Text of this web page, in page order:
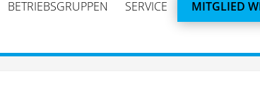
BETRIEBSGRUPPEN SERVICE
MITGLIED